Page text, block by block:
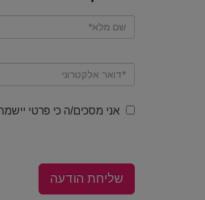
אני מסכים/ה כי פרטי